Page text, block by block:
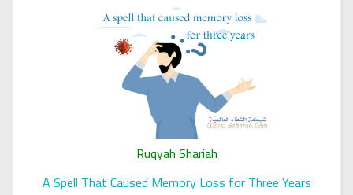
Ruqyah Shariah
A Spell That Caused Memory Loss for Three Years